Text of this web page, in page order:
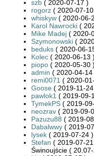
szb ( 2020-07-17 )
rogorz ( 2020-07-
whiskyw ( 2020-06-
Karol Nawrocki (
Mike Madej ( 2020-
Szymonowski (
beduks ( 2020-06-
Kolec ( 2020-06-13 )
piopo ( 2020-05-30 )
admin ( 2020-04-14
remi0071 ( 2020-
Goose ( 2019-11-
pawlok1 ( 2019-09-
TymekPS ( 2019-
neozrav ( 2019-09-
Pazuzu88 ( 2019-
Dabalwwy ( 2019-
lysek ( 2019-07-24 )
Stefan ( 2019-07-
Świnoujście (